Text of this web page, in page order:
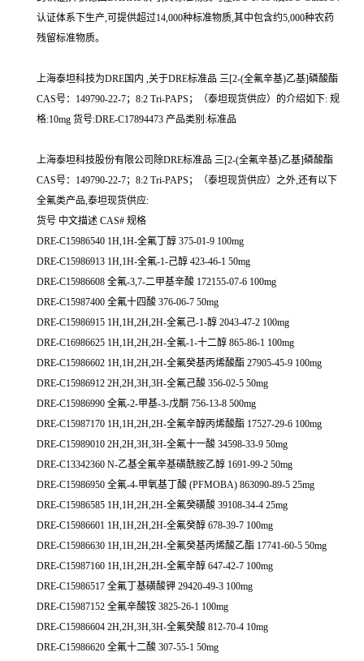
认证体系下生产,可提供超过14,000种标准物质,其中包含约5,000种农药
残留标准物质。
上海泰坦科技为DRE国内 ,关于DRE标准品 三[2-(全氟辛基)乙基]磷酸酯
CAS号：149790-22-7；8:2 Tri-PAPS；（泰坦现货供应）的介绍如下: 规
格:10mg 货号:DRE-C17894473 产品类别:标准品
上海泰坦科技股份有限公司除DRE标准品 三[2-(全氟辛基)乙基]磷酸酯
CAS号：149790-22-7；8:2 Tri-PAPS；（泰坦现货供应）之外,还有以下
全氟类产品,泰坦现货供应:
货号 中文描述 CAS# 规格
DRE-C15986540 1H,1H-全氟丁醇 375-01-9 100mg
DRE-C15986913 1H,1H-全氟-1-己醇 423-46-1 50mg
DRE-C15986608 全氟-3,7-二甲基辛酸 172155-07-6 100mg
DRE-C15987400 全氟十四酸 376-06-7 50mg
DRE-C15986915 1H,1H,2H,2H-全氟己-1-醇 2043-47-2 100mg
DRE-C16986625 1H,1H,2H,2H-全氟-1-十二醇 865-86-1 100mg
DRE-C15986602 1H,1H,2H,2H-全氟癸基丙烯酸酯 27905-45-9 100mg
DRE-C15986912 2H,2H,3H,3H-全氟己酸 356-02-5 50mg
DRE-C15986990 全氟-2-甲基-3-戊酮 756-13-8 500mg
DRE-C15987170 1H,1H,2H,2H-全氟辛醇丙烯酸酯 17527-29-6 100mg
DRE-C15989010 2H,2H,3H,3H-全氟十一酸 34598-33-9 50mg
DRE-C13342360 N-乙基全氟辛基磺酰胺乙醇 1691-99-2 50mg
DRE-C15986950 全氟-4-甲氧基丁酸 (PFMOBA) 863090-89-5 25mg
DRE-C15986585 1H,1H,2H,2H-全氟癸磺酸 39108-34-4 25mg
DRE-C15986601 1H,1H,2H,2H-全氟癸醇 678-39-7 100mg
DRE-C15986630 1H,1H,2H,2H-全氟癸基丙烯酸乙酯 17741-60-5 50mg
DRE-C15987160 1H,1H,2H,2H-全氟辛醇 647-42-7 100mg
DRE-C15986517 全氟丁基磺酸钾 29420-49-3 100mg
DRE-C15987152 全氟辛酸铵 3825-26-1 100mg
DRE-C15986604 2H,2H,3H,3H-全氟癸酸 812-70-4 10mg
DRE-C15986620 全氟十二酸 307-55-1 50mg